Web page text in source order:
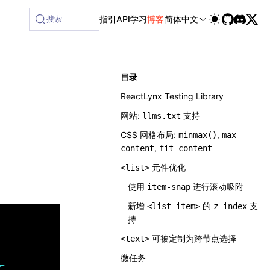
搜索 指引API学习博客简体中文
目录
ReactLynx Testing Library
网站: llms.txt 支持
CSS 网格布局: minmax(), max-
content, fit-content
<list> 元件优化
使用 item-snap 进行滚动吸附
新增 <list-item> 的 z-index 支
持
<text> 可被定制为跨节点选择
微任务